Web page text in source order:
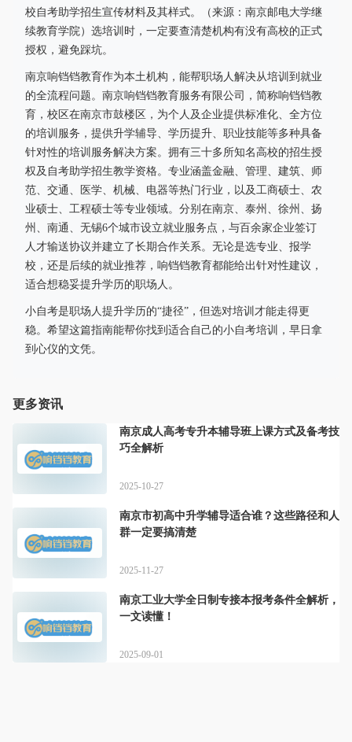
校自考助学招生宣传材料及其样式。（来源：南京邮电大学继
续教育学院）选培训时，一定要查清楚机构有没有高校的正式
授权，避免踩坑。
南京响铛铛教育作为本土机构，能帮职场人解决从培训到就业
的全流程问题。南京响铛铛教育服务有限公司，简称响铛铛教
育，校区在南京市鼓楼区，为个人及企业提供标准化、全方位
的培训服务，提供升学辅导、学历提升、职业技能等多种具备
针对性的培训服务解决方案。拥有三十多所知名高校的招生授
权及自考助学招生教学资格。专业涵盖金融、管理、建筑、师
范、交通、医学、机械、电器等热门行业，以及工商硕士、农
业硕士、工程硕士等专业领域。分别在南京、泰州、徐州、扬
州、南通、无锡6个城市设立就业服务点，与百余家企业签订
人才输送协议并建立了长期合作关系。无论是选专业、报学
校，还是后续的就业推荐，响铛铛教育都能给出针对性建议，
适合想稳妥提升学历的职场人。
小自考是职场人提升学历的“捷径”，但选对培训才能走得更
稳。希望这篇指南能帮你找到适合自己的小自考培训，早日拿
到心仪的文凭。
更多资讯
南京成人高考专升本辅导班上课方式及备考技
巧全解析
2025-10-27
南京市初高中升学辅导适合谁？这些路径和人
群一定要搞清楚
2025-11-27
南京工业大学全日制专接本报考条件全解析，
一文读懂！
2025-09-01